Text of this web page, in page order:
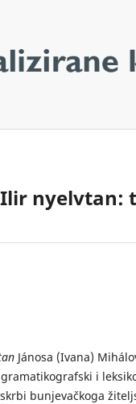
nyelvtan:
Jánosa (Ivana)
i
bunjevačkoga